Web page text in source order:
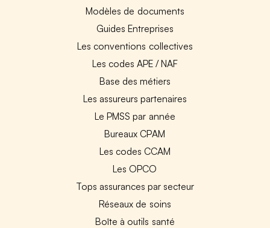
Modèles de documents
Guides Entreprises
Les conventions collectives
Les codes APE / NAF
Base des métiers
Les assureurs partenaires
Le PMSS par année
Bureaux CPAM
Les codes CCAM
Les OPCO
Tops assurances par secteur
Réseaux de soins
Boîte à outils santé